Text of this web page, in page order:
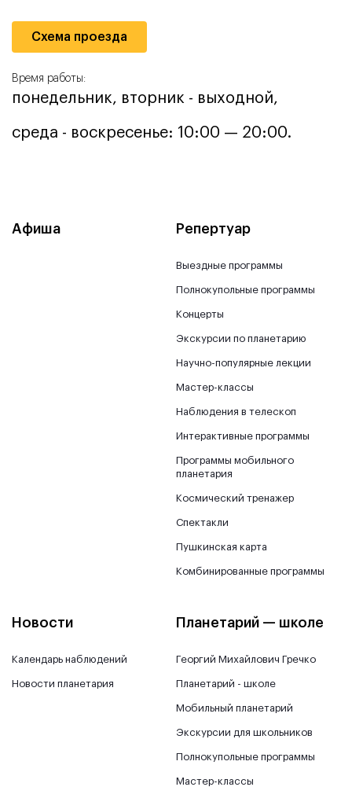
Схема проезда
Время работы:
понедельник, вторник - выходной,
среда - воскресенье: 10:00 — 20:00.
Афиша Репертуар
Выездные программы
Полнокупольные программы
Концерты
Экскурсии по планетарию
Научно-популярные лекции
Мастер-классы
Наблюдения в телескоп
Интерактивные программы
Программы мобильного
планетария
Космический тренажер
Спектакли
Пушкинская карта
Комбинированные программы
Новости
Календарь наблюдений
Новости планетария
Планетарий — школе
Георгий Михайлович Гречко
Планетарий - школе
Мобильный планетарий
Экскурсии для школьников
Полнокупольные программы
Мастер-классы